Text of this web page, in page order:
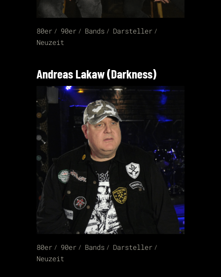
80er 90er Bands
Darsteller
Neuzeit
Andreas Lakaw (Darkness)
80er 90er Bands
Darsteller
Neuzeit